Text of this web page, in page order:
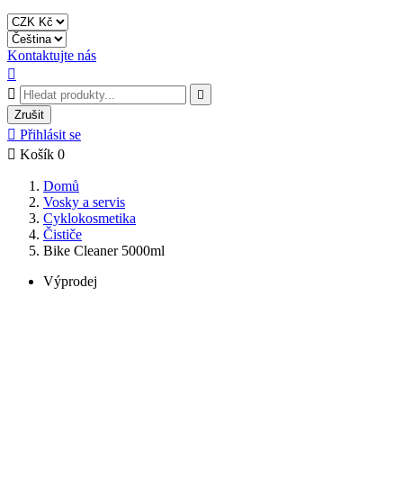
Kontaktujte nás



Zrušit
 Přihlásit se
 Košík 0
Domů
Vosky a servis
Cyklokosmetika
Čističe
Bike Cleaner 5000ml
Výprodej